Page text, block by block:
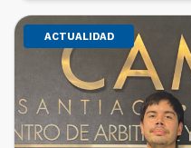
ACTUALIDAD